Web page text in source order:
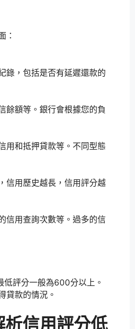
：
錄，包括是否有延遲還款的
餘額等。銀行會根據您的負
用和抵押貸款等。不同型態
信用歷史越長，信用評分越
信用查詢次數等。過多的信
評分一般為600分以上。
貸款的情況。
析信用評分低